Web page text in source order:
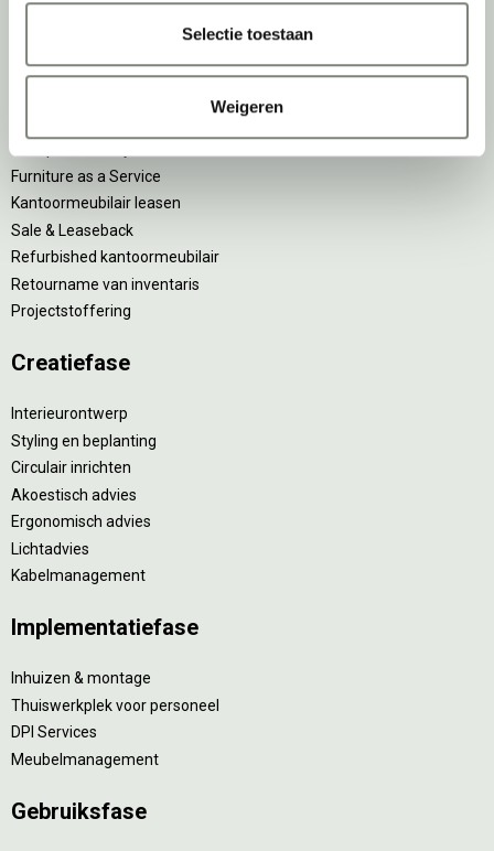
Selectie toestaan
Weigeren
Inventarisatiefase
Furniture as a Service
Kantoormeubilair leasen
Sale & Leaseback
Refurbished kantoormeubilair
Retourname van inventaris
Projectstoffering
Creatiefase
Interieurontwerp
Styling en beplanting
Circulair inrichten
Akoestisch advies
Ergonomisch advies
Lichtadvies
Kabelmanagement
Implementatiefase
Inhuizen & montage
Thuiswerkplek voor personeel
DPI Services
Meubelmanagement
Gebruiksfase